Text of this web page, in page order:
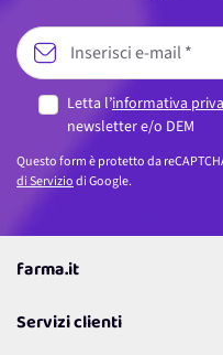
Letta l’informativa
newsletter e/o DEM
Questo form è protetto da
di Serviziodi Google.
farma.it
Coupon
Servizi clienti